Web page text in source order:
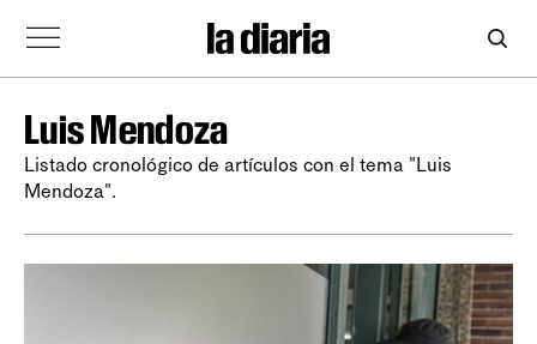
Luis Mendoza
Listado cronológico de artículos con el tema "Luis
Mendoza".